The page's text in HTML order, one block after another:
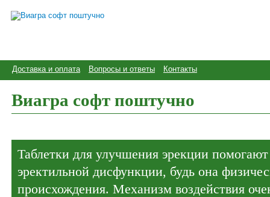
Доставка и оплата Вопросы и ответы Контакты
Виагра софт поштучно
Таблетки для улучшения эрекции
эректильной дисфункции, будь она
происхождения. Механизм воздействия